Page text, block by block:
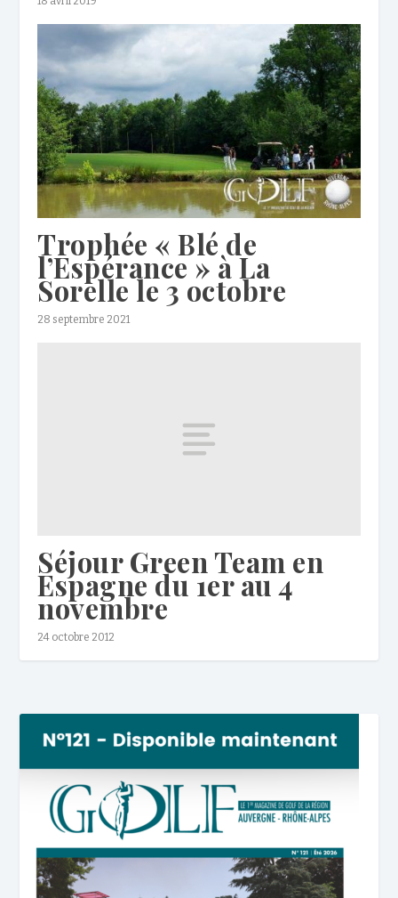
Trophée « Blé de
l’Espérance » à La
Sorelle le 3 octobre
28 septembre 2021
Séjour Green Team en
Espagne du 1er au 4
novembre
24 octobre 2012